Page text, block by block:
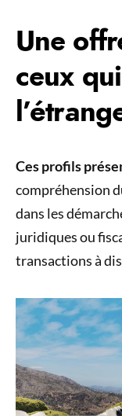
Une
ceux
Ces profils
compréhension
dans les
juridiques ou
transactions à